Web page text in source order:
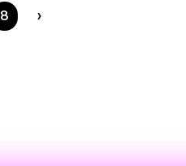
Ste na strane
8